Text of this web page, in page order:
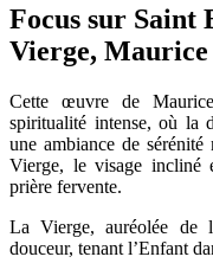
Focus sur Saint
Vierge, Maurice
Cette œuvre de
spiritualité intense, où la
une ambiance de
Vierge, le visage incliné
prière fervente.
La Vierge, auréolée de
douceur, tenant l’Enfant